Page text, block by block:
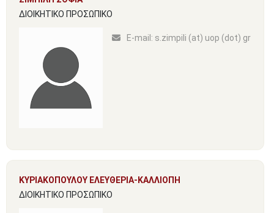
ΔΙΟΙΚΗΤΙΚΟ ΠΡΟΣΩΠΙΚΟ
Ε-mail: s.zimpili (at) uop (dot) gr
ΚΥΡΙΑΚΟΠΟΥΛΟΥ ΕΛΕΥΘΕΡΙΑ-ΚΑΛΛΙΟΠΗ
ΔΙΟΙΚΗΤΙΚΟ ΠΡΟΣΩΠΙΚΟ